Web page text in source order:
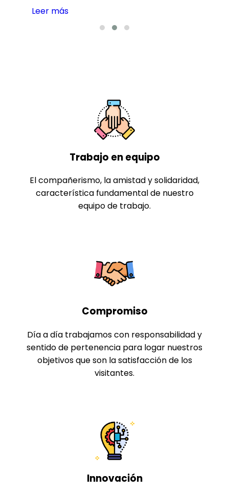
Leer más
Trabajo en equipo
El compañerismo, la amistad y solidaridad,
característica fundamental de nuestro
equipo de trabajo.
Compromiso
Día a día trabajamos con responsabilidad y
sentido de pertenencia para logar nuestros
objetivos que son la satisfacción de los
visitantes.
Innovación